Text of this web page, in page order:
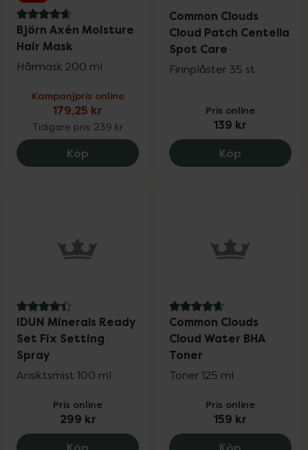
4.8 av 5 i omdöme
Björn Axén Moisture
Hair Mask
Hårmask 200 ml
Kampanjpris online
179,25 kr
Tidigare pris: 239 kr
Köp Björn Axén Moisture Hair Mask, 179.25
Common Clouds
Cloud Patch Centella
Spot Care
Finnplåster 35 st
Pris online
139 kr
Köp Common
4.4 av 5 i omdöme
IDUN Minerals Ready
Set Fix Setting
Spray
Ansiktsmist 100 ml
Pris online
299 kr
IDUN Minerals Ready Set Fix Setting
4.7 av 5 i omdöme
Common Clouds
Cloud Water BHA
Toner
Toner 125 ml
Pris online
159 kr
Common